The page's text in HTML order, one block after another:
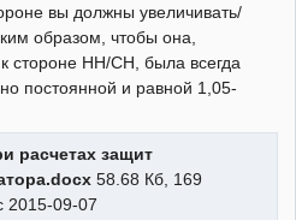
вы должны увеличивать/
образом, чтобы она,
стороне НН/СН, была всегда
постоянной и равной 1,05-
расчетах защит
58.68 Кб, 169
2015-09-07